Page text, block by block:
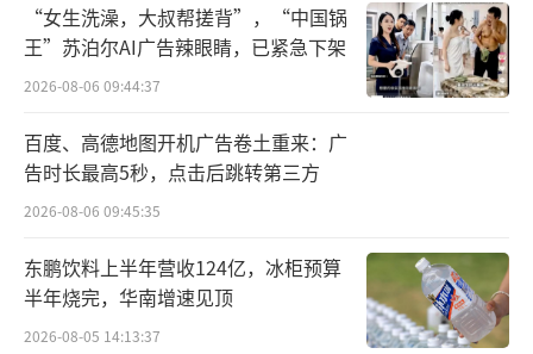
华泰证券研报指出，已获得新国标注册的
品牌预计将加大对新国标营销，消费者将逐渐
失去对旧标准产品信心。同时，这些品牌有机
会在抢占中小品牌退出的市场中占领先机。
任编辑：zx0276,zx0277）
“女生洗澡，大叔帮搓背”，“中国锅
王”苏泊尔AI广告辣眼睛，已紧急下架
2026-08-06 09:44:37
百度、高德地图开机广告卷土重来：广
告时长最高5秒，点击后跳转第三方
2026-08-06 09:45:35
东鹏饮料上半年营收124亿，冰柜预算
半年烧完，华南增速见顶
2026-08-05 14:13:37